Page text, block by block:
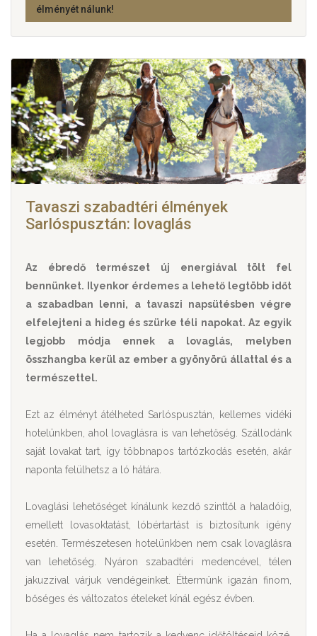
élményét nálunk!
Tavaszi szabadtéri élmények
Sarlóspusztán: lovaglás
Az ébredő természet új energiával tölt fel
bennünket. Ilyenkor érdemes a lehető legtöbb időt
a szabadban lenni, a tavaszi napsütésben végre
elfelejteni a hideg és szürke téli napokat. Az egyik
legjobb módja ennek a lovaglás, melyben
összhangba kerül az ember a gyönyörű állattal és a
természettel.
Ezt az élményt átélheted Sarlóspusztán, kellemes vidéki
hotelünkben, ahol lovaglásra is van lehetőség. Szállodánk
saját lovakat tart, így többnapos tartózkodás esetén, akár
naponta felülhetsz a ló hátára.
Lovaglási lehetőséget kínálunk kezdő szinttől a haladóig,
emellett lovasoktatást, lóbértartást is biztosítunk igény
esetén. Természetesen hotelünkben nem csak lovaglásra
van lehetőség. Nyáron szabadtéri medencével, télen
jakuzzival várjuk vendégeinket. Éttermünk igazán finom,
bőséges és változatos ételeket kínál egész évben.